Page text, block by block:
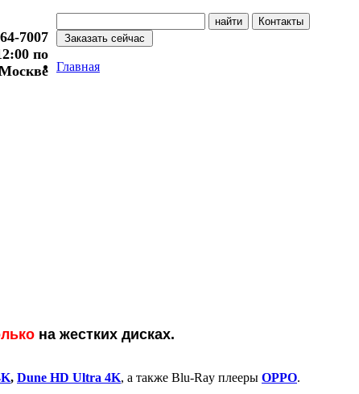
7007
по
Главная
на жестких дисках.
, Dune HD Ultra 4K, а также Blu-Ray плееры OPPO.